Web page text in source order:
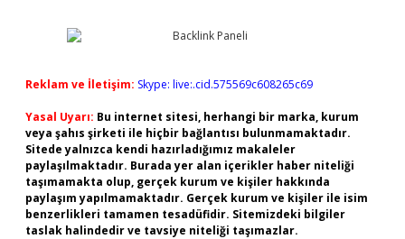
Reklam ve İletişim: Skype: live:.cid.575569c608265c69
Yasal Uyarı: Bu internet sitesi, herhangi bir marka, kurum
veya şahıs şirketi ile hiçbir bağlantısı bulunmamaktadır.
Sitede yalnızca kendi hazırladığımız makaleler
paylaşılmaktadır. Burada yer alan içerikler haber niteliği
taşımamakta olup, gerçek kurum ve kişiler hakkında
paylaşım yapılmamaktadır. Gerçek kurum ve kişiler ile isim
benzerlikleri tamamen tesadüfidir. Sitemizdeki bilgiler
taslak halindedir ve tavsiye niteliği taşımazlar.